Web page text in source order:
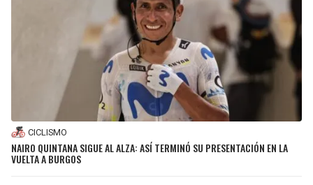
STEELERS
TEXANS
COLTS
MAGIC
CICLISMO
NAIRO QUINTANA SIGUE AL ALZA: ASÍ TERMINÓ SU PRESENTACIÓN EN LA
VUELTA A BURGOS